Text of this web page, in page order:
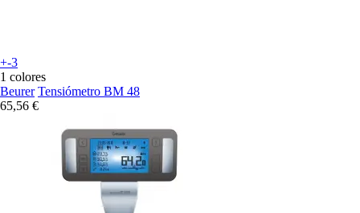
+-3
1 colores
Beurer Tensiómetro BM 48
65,56 €